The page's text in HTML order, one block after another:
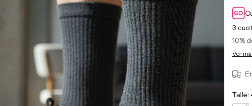
3
10%
Ver
Talle: